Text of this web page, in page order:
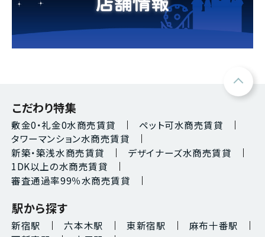
こだわり特集
敷金0・礼金0水商売賃貸
ペット可水商売賃貸
タワーマンション水商売賃貸
新築・築浅水商売賃貸
デザイナーズ水商売賃貸
1DK以上の水商売賃貸
審査通過率99％水商売賃貸
駅から探す
新宿駅 六本木駅 東新宿駅
麻布十番駅